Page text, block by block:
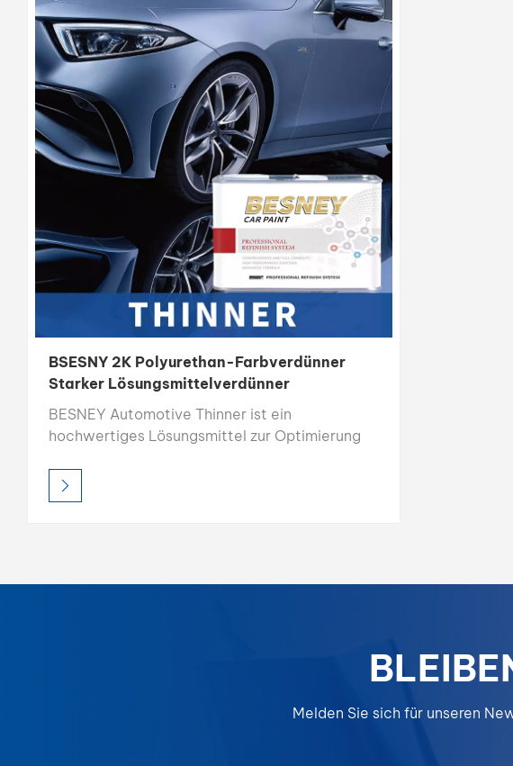
professionelle und industrielle Anwendungen.
BSESNY 2K Polyurethan-Farbverdünner
Starker Lösungsmittelverdünner
BESNEY Automotive Thinner ist ein
hochwertiges Lösungsmittel zur Optimierung
Autoreparaturlackierung. Dank seiner starken
Lösekraft und seiner 100 % lösemittelbasierten
industrielle Anwendungen.
Melden Sie sich für unseren